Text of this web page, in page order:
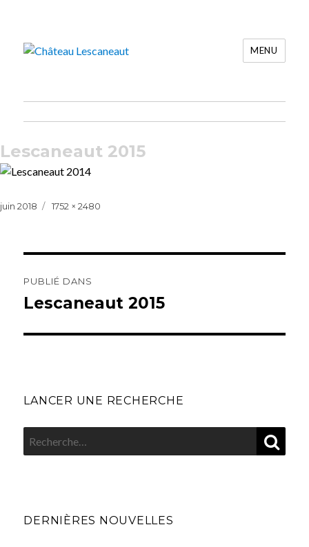
MENU
Lescaneaut 2015
Publié
juin 2018
Taille
1752 × 2480
de
l’article
PUBLIÉ DANS
Lescaneaut 2015
LANCER UNE RECHERCHE
pour
DERNIÈRES NOUVELLES